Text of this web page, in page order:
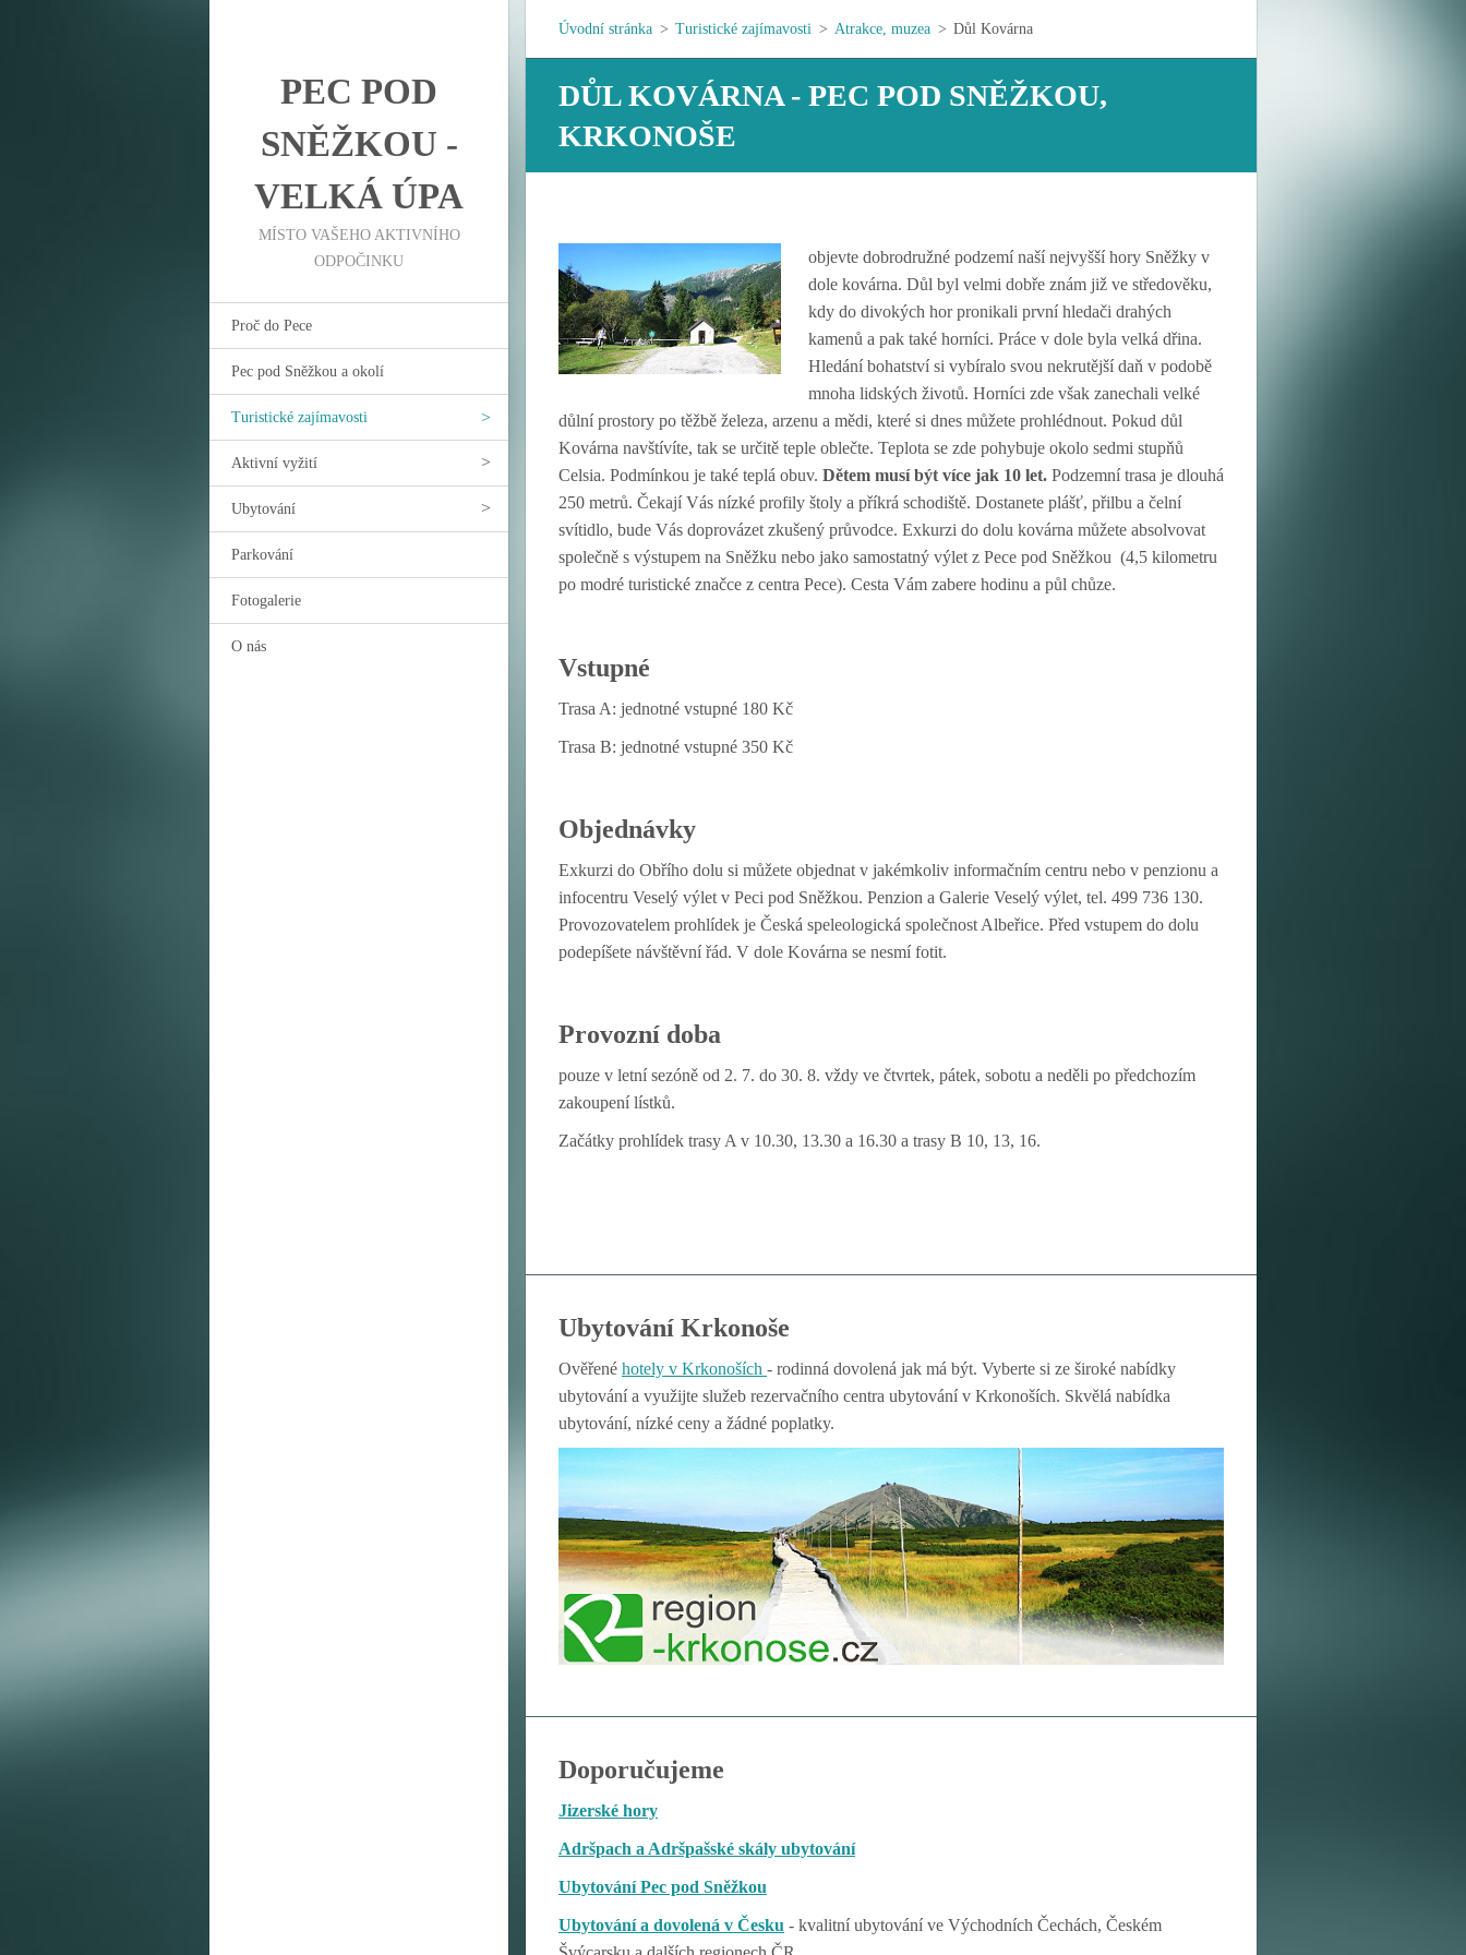
PEC POD
SNĚŽKOU -
VELKÁ ÚPA
MÍSTO VAŠEHO AKTIVNÍHO
ODPOČINKU
Proč do Pece
Pec pod Sněžkou a okolí
Turistické zajímavosti
Aktivní vyžití
Ubytování
Parkování
Fotogalerie
O nás
Úvodní stránka > Turistické zajímavosti > Atrakce, muzea > Důl Kovárna
DŮL KOVÁRNA - PEC POD SNĚŽKOU,
KRKONOŠE
objevte dobrodružné podzemí naší nejvyšší hory Sněžky v
dole kovárna. Důl byl velmi dobře znám již ve středověku,
kdy do divokých hor pronikali první hledači drahých
kamenů a pak také horníci. Práce v dole byla velká dřina.
Hledání bohatství si vybíralo svou nekrutější daň v podobě
mnoha lidských životů. Horníci zde však zanechali velké
důlní prostory po těžbě železa, arzenu a mědi, které si dnes můžete prohlédnout. Pokud důl
Kovárna navštívíte, tak se určitě teple oblečte. Teplota se zde pohybuje okolo sedmi stupňů
Celsia. Podmínkou je také teplá obuv. Dětem musí být více jak 10 let. Podzemní trasa je dlouhá
250 metrů. Čekají Vás nízké profily štoly a příkrá schodiště. Dostanete plášť, přilbu a čelní
svítidlo, bude Vás doprovázet zkušený průvodce. Exkurzi do dolu kovárna můžete absolvovat
společně s výstupem na Sněžku nebo jako samostatný výlet z Pece pod Sněžkou (4,5 kilometru
po modré turistické značce z centra Pece). Cesta Vám zabere hodinu a půl chůze.
Vstupné
Trasa A: jednotné vstupné 180 Kč
Trasa B: jednotné vstupné 350 Kč
Objednávky
Exkurzi do Obřího dolu si můžete objednat v jakémkoliv informačním centru nebo v penzionu a
infocentru Veselý výlet v Peci pod Sněžkou. Penzion a Galerie Veselý výlet, tel. 499 736 130.
Provozovatelem prohlídek je Česká speleologická společnost Albeřice. Před vstupem do dolu
podepíšete návštěvní řád. V dole Kovárna se nesmí fotit.
Provozní doba
pouze v letní sezóně od 2. 7. do 30. 8. vždy ve čtvrtek, pátek, sobotu a neděli po předchozím
zakoupení lístků.
Začátky prohlídek trasy A v 10.30, 13.30 a 16.30 a trasy B 10, 13, 16.
Ubytování Krkonoše
Ověřené hotely v Krkonoších - rodinná dovolená jak má být. Vyberte si ze široké nabídky
ubytování a využijte služeb rezervačního centra ubytování v Krkonoších. Skvělá nabídka
ubytování, nízké ceny a žádné poplatky.
Doporučujeme
Jizerské hory
Adršpach a Adršpašské skály ubytování
Ubytování Pec pod Sněžkou
Ubytování a dovolená v Česku - kvalitní ubytování ve Východních Čechách, Českém